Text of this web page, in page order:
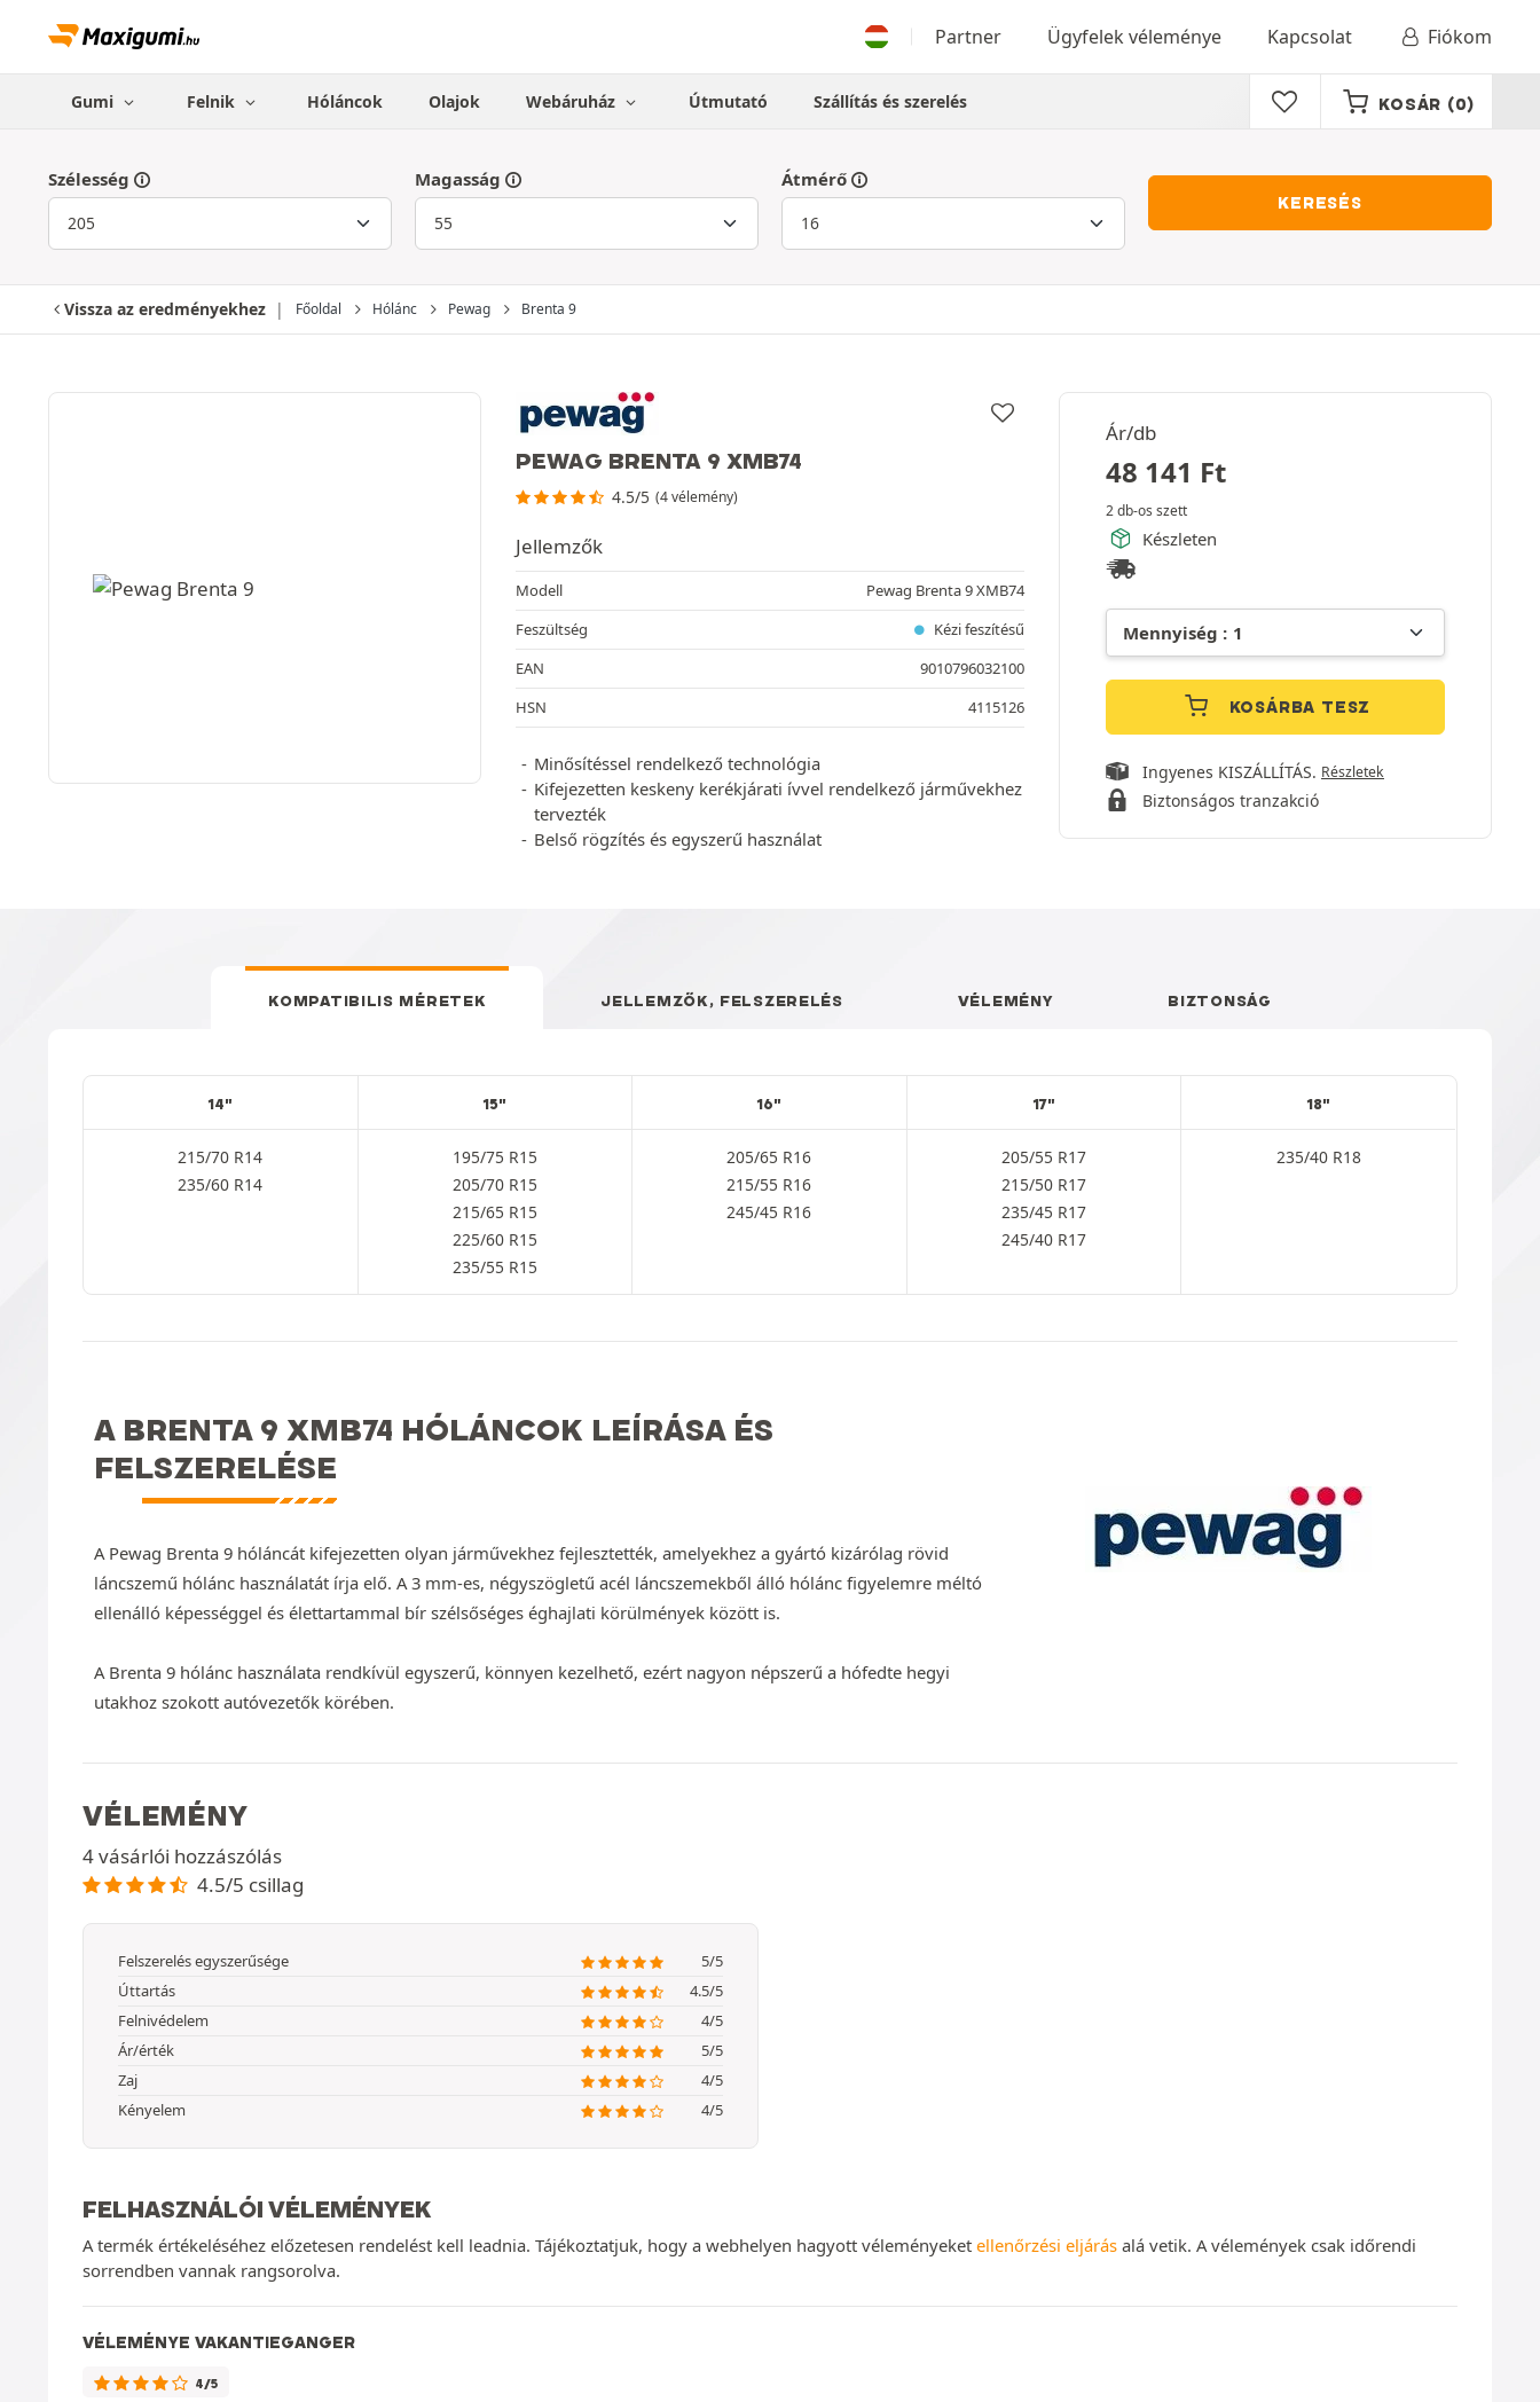
Partner Ügyfelek véleménye Kapcsolat Fiókom
Gumi Felnik Hóláncok Olajok Webáruház Útmutató Szállítás és szerelés KOSÁR (0)
Szélesség Magasság Átmérő
KERESÉS
Vissza az eredményekhez Főoldal Hólánc Pewag Brenta 9
PEWAG BRENTA 9 XMB74
4.5/5 (4 vélemény)
Ár/db
48 141 Ft
2 db-os szett
Készleten
KOSÁRBA TESZ
Ingyenes KISZÁLLÍTÁS. Részletek
Biztonságos tranzakció
Jellemzők
Modell
Pewag Brenta 9 XMB74
Feszültség
Kézi feszítésű
EAN
9010796032100
HSN
4115126
Minősítéssel rendelkező technológia
Kifejezetten keskeny kerékjárati ívvel rendelkező járművekhez
tervezték
Belső rögzítés és egyszerű használat
KOMPATIBILIS MÉRETEK JELLEMZŐK, FELSZERELÉS VÉLEMÉNY BIZTONSÁG
14"
215/70 R14
235/60 R14
15"
195/75 R15
205/70 R15
215/65 R15
225/60 R15
235/55 R15
16"
205/65 R16
215/55 R16
245/45 R16
17"
205/55 R17
215/50 R17
235/45 R17
245/40 R17
18"
235/40 R18
A BRENTA 9 XMB74 HÓLÁNCOK LEÍRÁSA ÉS
FELSZERELÉSE
A Pewag Brenta 9 hóláncát kifejezetten olyan járművekhez fejlesztették, amelyekhez a gyártó kizárólag rövid
láncszemű hólánc használatát írja elő. A 3 mm-es, négyszögletű acél láncszemekből álló hólánc figyelemre méltó
ellenálló képességgel és élettartammal bír szélsőséges éghajlati körülmények között is.
A Brenta 9 hólánc használata rendkívül egyszerű, könnyen kezelhető, ezért nagyon népszerű a hófedte hegyi
utakhoz szokott autóvezetők körében.
VÉLEMÉNY
4 vásárlói hozzászólás
4.5/5 csillag
Felszerelés egyszerűsége
5/5
Úttartás
4.5/5
Felnivédelem
4/5
Ár/érték
5/5
Zaj
4/5
Kényelem
4/5
FELHASZNÁLÓI VÉLEMÉNYEK
A termék értékeléséhez előzetesen rendelést kell leadnia. Tájékoztatjuk, hogy a webhelyen hagyott véleményeket ellenőrzési eljárás alá vetik. A vélemények csak időrendi
sorrendben vannak rangsorolva.
VÉLEMÉNYE VAKANTIEGANGER
4/5